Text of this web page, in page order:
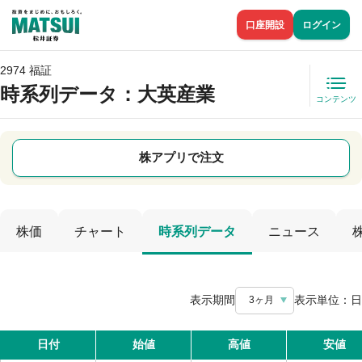
口座開設 ログイン
2974 福証
時系列データ ：大英産業 コンテンツ
株アプリで注文
株価 チャート 時系列データ ニュース
表示期間 3ヶ月 表示単位： 日
日付 始値 高値 安値